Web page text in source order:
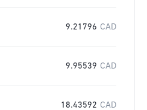
9.21796 CAD
9.95539 CAD
18.43592 CAD